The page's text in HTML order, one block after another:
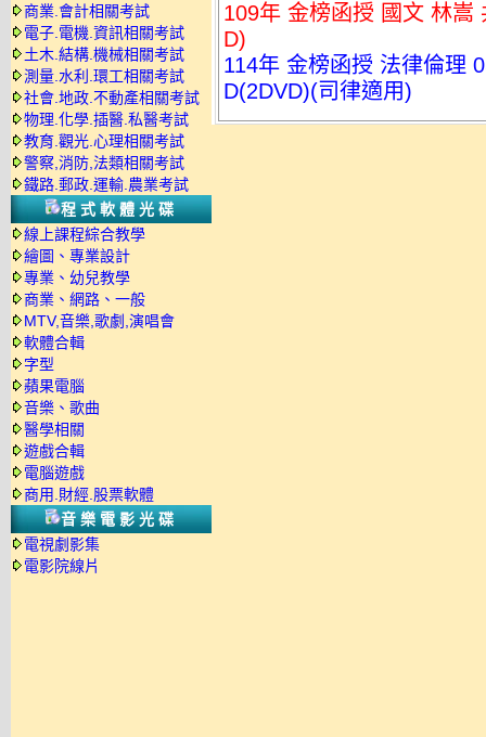
商業.會計相關考試
電子.電機.資訊相關考試
土木.結構.機械相關考試
測量.水利.環工相關考試
社會.地政.不動產相關考試
物理.化學.插醫.私醫考試
教育.觀光.心理相關考試
警察,消防,法類相關考試
鐵路.郵政.運輸.農業考試
程式軟體光碟
線上課程綜合教學
繪圖、專業設計
專業、幼兒教學
商業、網路、一般
MTV,音樂,歌劇,演唱會
軟體合輯
字型
蘋果電腦
音樂、歌曲
醫學相關
遊戲合輯
電腦遊戲
商用.財經.股票軟體
音樂電影光碟
電視劇影集
電影院線片
109年 金榜函授 國文 林嵩
D)
114年 金榜函授 法律倫理
D(2DVD)(司律適用)